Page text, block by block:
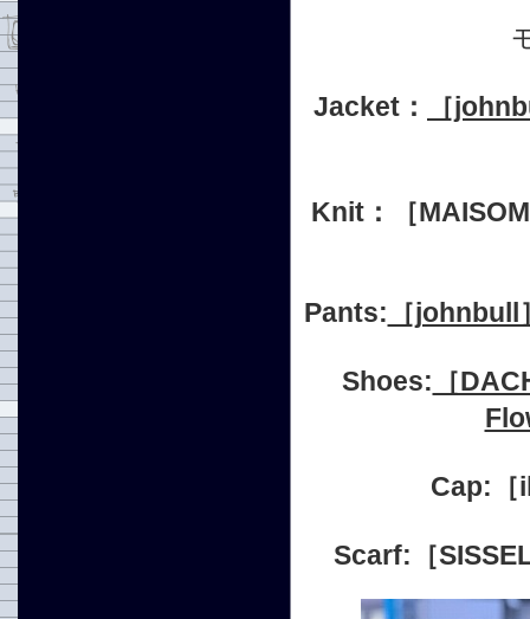
Jacket： ［
Knit：［
Pants: ［
Shoes: ［
Cap:
Scarf:［